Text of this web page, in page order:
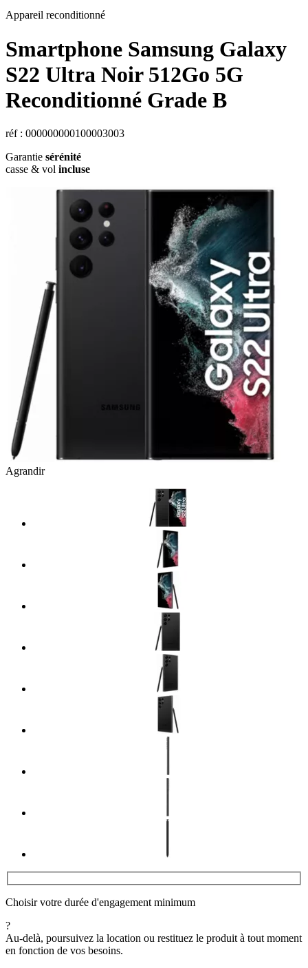
Appareil reconditionné
Smartphone Samsung Galaxy
S22 Ultra Noir 512Go 5G
Reconditionné Grade B
réf : 000000000100003003
Garantie sérénité
casse & vol incluse
Agrandir
Choisir votre durée d'engagement minimum
?
Au-delà, poursuivez la location ou restituez le produit à tout moment
en fonction de vos besoins.